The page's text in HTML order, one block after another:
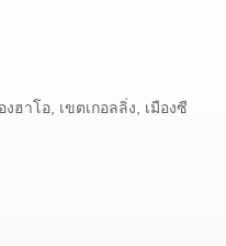
ฮาโอ, เขตเกอลลิ่ง, เมืองซี